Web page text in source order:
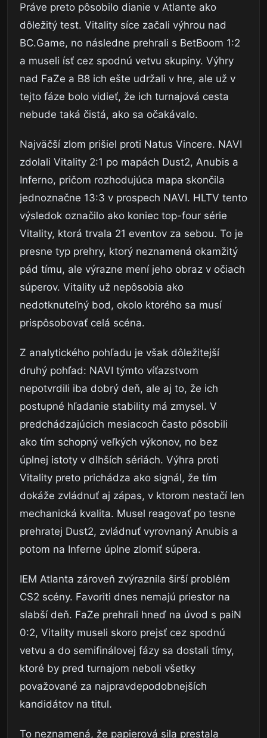
Práve preto pôsobilo dianie v Atlante ako
dôležitý test. Vitality síce začali výhrou nad
BC.Game, no následne prehrali s BetBoom 1:2
a museli ísť cez spodnú vetvu skupiny. Výhry
nad FaZe a B8 ich ešte udržali v hre, ale už v
tejto fáze bolo vidieť, že ich turnajová cesta
nebude taká čistá, ako sa očakávalo.
Najväčší zlom prišiel proti Natus Vincere. NAVI
zdolali Vitality 2:1 po mapách Dust2, Anubis a
Inferno, pričom rozhodujúca mapa skončila
jednoznačne 13:3 v prospech NAVI. HLTV tento
výsledok označilo ako koniec top-four série
Vitality, ktorá trvala 21 eventov za sebou. To je
presne typ prehry, ktorý neznamená okamžitý
pád tímu, ale výrazne mení jeho obraz v očiach
súperov. Vitality už nepôsobia ako
nedotknuteľný bod, okolo ktorého sa musí
prispôsobovať celá scéna.
Z analytického pohľadu je však dôležitejší
druhý pohľad: NAVI týmto víťazstvom
nepotvrdili iba dobrý deň, ale aj to, že ich
postupné hľadanie stability má zmysel. V
predchádzajúcich mesiacoch často pôsobili
ako tím schopný veľkých výkonov, no bez
úplnej istoty v dlhších sériách. Výhra proti
Vitality preto prichádza ako signál, že tím
dokáže zvládnuť aj zápas, v ktorom nestačí len
mechanická kvalita. Musel reagovať po tesne
prehratej Dust2, zvládnuť vyrovnaný Anubis a
potom na Inferne úplne zlomiť súpera.
IEM Atlanta zároveň zvýraznila širší problém
CS2 scény. Favoriti dnes nemajú priestor na
slabší deň. FaZe prehrali hneď na úvod s paiN
0:2, Vitality museli skoro prejsť cez spodnú
vetvu a do semifinálovej fázy sa dostali tímy,
ktoré by pred turnajom neboli všetky
považované za najpravdepodobnejších
kandidátov na titul.
To neznamená, že papierová sila prestala